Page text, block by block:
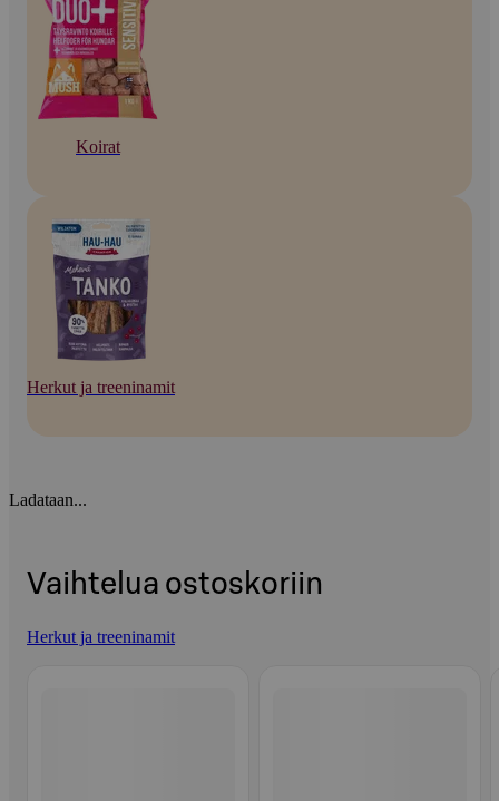
Koirat
Herkut ja treeninamit
Ladataan...
Vaihtelua ostoskoriin
Herkut ja treeninamit